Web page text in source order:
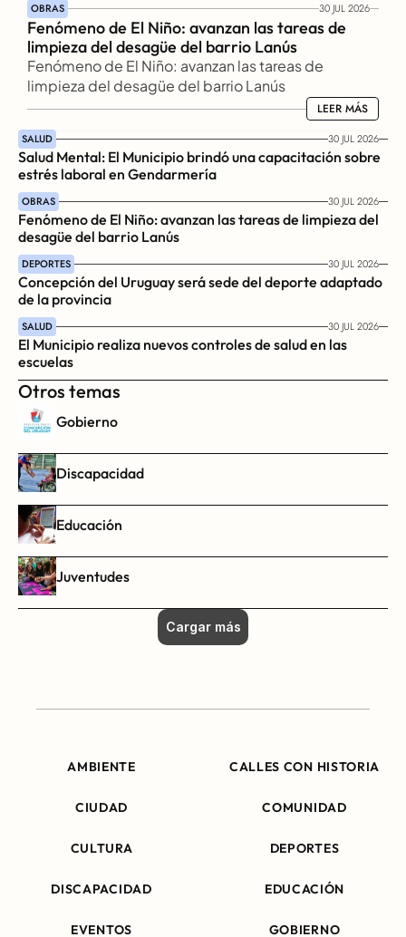
OBRAS 30 JUL 2026
Fenómeno de El Niño: avanzan las tareas de
limpieza del desagüe del barrio Lanús
Fenómeno de El Niño: avanzan las tareas de
limpieza del desagüe del barrio Lanús
LEER MÁS
LEER MÁS
SALUD 30 JUL 2026
Salud Mental: El Municipio brindó una capacitación sobre
estrés laboral en Gendarmería
OBRAS 30 JUL 2026
Fenómeno de El Niño: avanzan las tareas de limpieza del
desagüe del barrio Lanús
DEPORTES 30 JUL 2026
Concepción del Uruguay será sede del deporte adaptado
de la provincia
SALUD 30 JUL 2026
El Municipio realiza nuevos controles de salud en las
escuelas
Otros temas
Gobierno
Discapacidad
Educación
Juventudes
Cargar más
AMBIENTE CALLES CON HISTORIA
CIUDAD COMUNIDAD
CULTURA DEPORTES
DISCAPACIDAD EDUCACIÓN
EVENTOS GOBIERNO